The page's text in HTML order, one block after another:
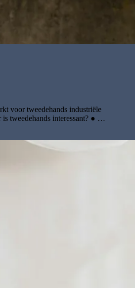
voor tweedehands industriële
tweedehands interessant? ● …